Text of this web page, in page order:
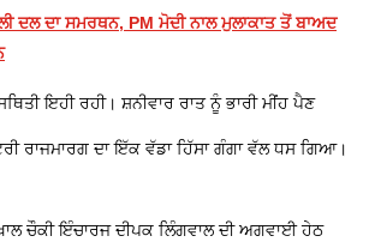
ਦਲ ਦਾ ਸਮਰਥਨ, PM ਮੋਦੀ ਨਾਲ ਮੁਲਾਕਾਤ ਤੋਂ ਬਾਅਦ
ਇਹੀ ਰਹੀ। ਸ਼ਨੀਵਾਰ ਰਾਤ ਨੂੰ ਭਾਰੀ ਮੀਂਹ ਪੈਣ
ਰਾਜਮਾਰਗ ਦਾ ਇੱਕ ਵੱਡਾ ਹਿੱਸਾ ਗੰਗਾ ਵੱਲ ਧਸ ਗਿਆ।
ਚੌਕੀ ਇੰਚਾਰਜ ਦੀਪਕ ਲਿੰਗਵਾਲ ਦੀ ਅਗਵਾਈ ਹੇਠ